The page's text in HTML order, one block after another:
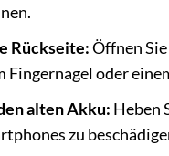
Rückseite:Öffnen
Fingernagel oder
alten Akku: Heben
zu